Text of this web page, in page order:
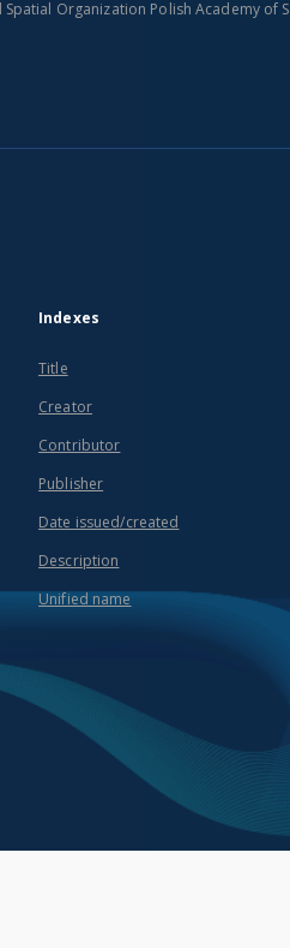
Organization Polish Academy of
Indexes
Title
Creator
Contributor
Publisher
Date issued/created
Description
Unified name